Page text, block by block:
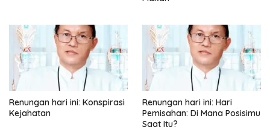
Renungan hari ini: Konspirasi
Kejahatan
Renungan hari ini: Hari
Pemisahan: Di Mana Posisimu
Saat Itu?